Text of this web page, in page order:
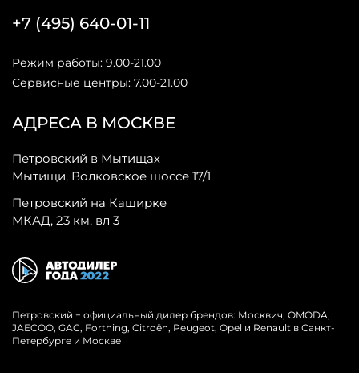
АДРЕСА В МОСКВЕ
Петровский в Мытищах
Мытищи, Волковское шоссе 17/1
Петровский на Каширке
МКАД, 23 км, вл 3
+7 (495) 640-01-11
Режим работы: 9.00-21.00
Сервисные центры: 7.00-21.00
Петровский − официальный дилер брендов: Москвич, OMODA,
JAECOO, GAC, Forthing, Citroёn, Peugeot, Opel и Renault в Санкт-
Петербурге и Москве